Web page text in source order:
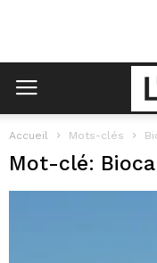
Accueil Mots-clés
Mot-clé: